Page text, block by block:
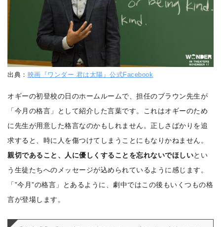
出典： 映画『ワンダー 君は太陽』公式Facebook
オギーの初登校の日のホームルームで、担任のブラウン先生が
「今月の格言」として紹介した言葉です。これはオギーのため
に先生が用意した格言なのかもしれません。正しさばかりを追
求すると、時に人を傷つけてしまうことにもなりかねません。
親切であること、人に優しくすることを忘れないでほしいとい
う生徒たちへのメッセージが込められているように感じます。
「”今月”の格言」とあるように、劇中ではこの後もいくつもの格
言が登場します。